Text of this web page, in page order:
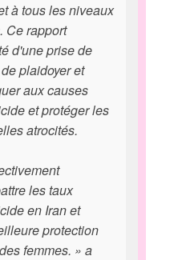
à tous les niveaux
Ce rapport
d'une prise de
plaidoyer et
aux causes
et protéger les
atrocités.
les taux
en Iran et
protection
femmes. » a